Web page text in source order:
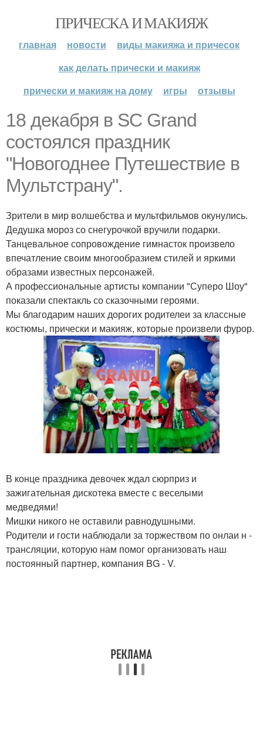
ПРИЧЕСКА И МАКИЯЖ
главная новости
виды макияжа и причесок
как делать прически и макияж
прически и макияж на дому
игры отзывы
18 декабря в SC Grand
состоялся праздник
"Новогоднее Путешествие в
Мультстрану".
Зрители в мир волшебства и мультфильмов окунулись.
Дедушка мороз со снегурочкой вручили подарки.
Танцевальное сопровождение гимнасток произвело
впечатление своим многообразием стилей и яркими
образами известных персонажей.
А профессиональные артисты компании "Суперо Шоу"
показали спектакль со сказочными героями.
Мы благодарим наших дорогих родителеи за классные
костюмы, прически и макияж, которые произвели фурор.
В конце праздника девочек ждал сюрприз и
зажигательная дискотека вместе с веселыми
медведями!
Мишки никого не оставили равнодушными.
Родители и гости наблюдали за торжеством по онлаи н -
трансляции, которую нам помог организовать наш
постоянный партнер, компания BG - V.